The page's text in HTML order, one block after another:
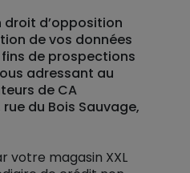
droit d’opposition
de vos données
de prospections
adressant au
de CA
du Bois Sauvage,
votre magasin XXL